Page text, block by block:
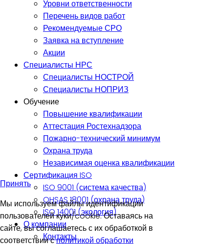
Уровни ответственности
Перечень видов работ
Рекомендуемые СРО
Заявка на вступление
Акции
Специалисты НРС
Специалисты НОСТРОЙ
Специалисты НОПРИЗ
Обучение
Повышение квалификации
Аттестация Ростехнадзора
Пожарно-технический минимум
Охрана труда
Независимая оценка квалификации
Сертификация ISO
ISO 9001 (система качества)
OHSAS 18001 (охрана труда)
ISO 14001 (экология)
О компании
Контакты
Принять
Мы используем файлы идентификации
пользователей куки/cookie. Оставаясь на
сайте, вы соглашаетесь с их обработкой в
соответствии сполитикой обработки